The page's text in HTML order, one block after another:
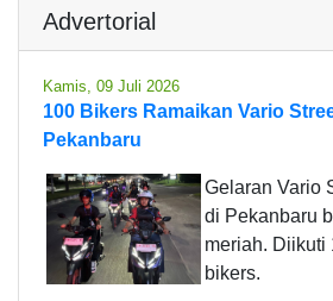
Advertorial
Kamis, 09 Juli 2026
100 Bikers Ramaikan Vario
Pekanbaru
Gelaran Vario
di Pekanbaru
meriah. Diikuti
bikers.